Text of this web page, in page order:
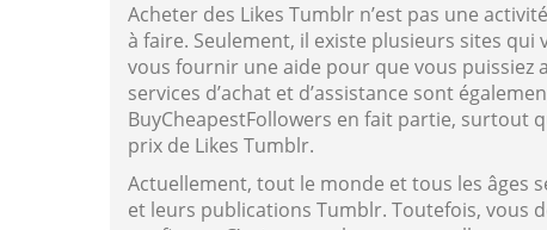
Acheter des Likes Tumblr n’est pas une
à faire. Seulement, il existe plusieurs sites
vous fournir une aide pour que vous puissiez
services d’achat et d’assistance sont
BuyCheapestFollowers en fait partie, surtout
prix de Likes Tumblr.
Actuellement, tout le monde et tous les âges
et leurs publications Tumblr. Toutefois, vous